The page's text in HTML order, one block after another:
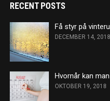
RECENT POSTS
Få styr på
DECEMBER 14, 2018
Hvornår kan
OKTOBER 19, 2018